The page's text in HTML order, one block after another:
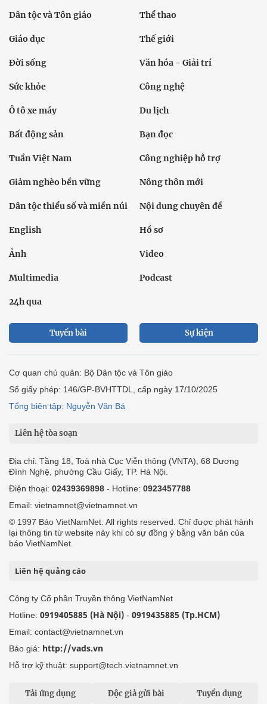
Dân tộc và Tôn giáo Thể thao
Giáo dục Thế giới
Đời sống Văn hóa - Giải trí
Sức khỏe Công nghệ
Ô tô xe máy Du lịch
Bất động sản Bạn đọc
Tuần Việt Nam Công nghiệp hỗ trợ
Giảm nghèo bền vững Nông thôn mới
Dân tộc thiểu số và miền núi Nội dung chuyên đề
English Hồ sơ
Ảnh Video
Multimedia Podcast
24h qua
Tuyến bài Sự kiện
Cơ quan chủ quản: Bộ Dân tộc và Tôn giáo
Số giấy phép: 146/GP-BVHTTDL, cấp ngày 17/10/2025
Tổng biên tập: Nguyễn Văn Bá
Liên hệ tòa soạn
Địa chỉ: Tầng 18, Toà nhà Cục Viễn thông (VNTA), 68 Dương
Đình Nghệ, phường Cầu Giấy, TP. Hà Nội.
Điện thoại: 02439369898 - Hotline: 0923457788
Email: vietnamnet@vietnamnet.vn
© 1997 Báo VietNamNet. All rights reserved. Chỉ được phát hành
lại thông tin từ website này khi có sự đồng ý bằng văn bản của
báo VietNamNet.
Liên hệ quảng cáo
Công ty Cổ phần Truyền thông VietNamNet
Hotline: 0919405885 (Hà Nội) - 0919435885 (Tp.HCM)
Email: contact@vietnamnet.vn
Báo giá: http://vads.vn
Hỗ trợ kỹ thuật: support@tech.vietnamnet.vn
Tải ứng dụng Độc giả gửi bài Tuyển dụng